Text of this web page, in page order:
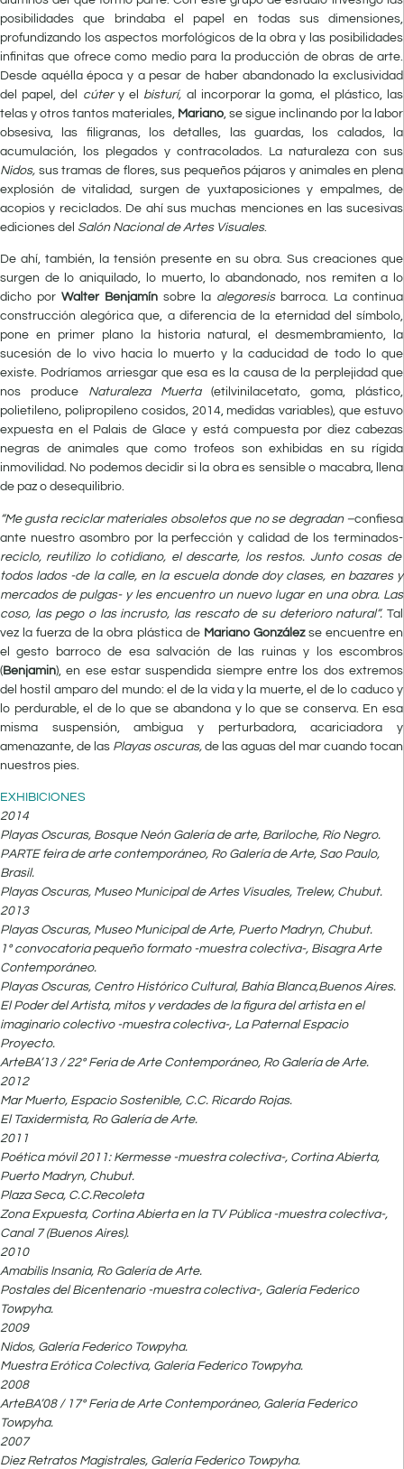
posibilidades que brindaba el papel en todas sus dimensiones,
profundizando los aspectos morfológicos de la obra y las posibilidades
infinitas que ofrece como medio para la producción de obras de arte.
Desde aquélla época y a pesar de haber abandonado la exclusividad
del papel, del cútery el bisturí, al incorporar la goma, el plástico, las
telas y otros tantos materiales, Mariano, se sigue inclinando por la labor
obsesiva, las filigranas, los detalles, las guardas, los calados, la
acumulación, los plegados y contracolados. La naturaleza con sus
Nidos, sus tramas de flores, sus pequeños pájaros y animales en plena
explosión de vitalidad, surgen de yuxtaposiciones y empalmes, de
acopios y reciclados. De ahí sus muchas menciones en las sucesivas
ediciones del Salón Nacional de Artes Visuales.
De ahí, también, la tensión presente en su obra. Sus creaciones que
surgen de lo aniquilado, lo muerto, lo abandonado, nos remiten a lo
dicho por Walter Benjamín sobre la alegoresis barroca. La continua
construcción alegórica que, a diferencia de la eternidad del símbolo,
pone en primer plano la historia natural, el desmembramiento, la
sucesión de lo vivo hacia lo muerto y la caducidad de todo lo que
existe. Podríamos arriesgar que esa es la causa de la perplejidad que
nos produce Naturaleza Muerta(etilvinilacetato, goma, plástico,
polietileno, polipropileno cosidos, 2014, medidas variables), que estuvo
expuesta en el Palais de Glace y está compuesta por diez cabezas
negras de animales que como trofeos son exhibidas en su rígida
inmovilidad. No podemos decidir si la obra es sensible o macabra, llena
de paz o desequilibrio.
“Me gusta reciclar materiales obsoletos que no se degradan –confiesa
ante nuestro asombro por la perfección y calidad de los terminados-
reciclo, reutilizo lo cotidiano, el descarte, los restos. Junto cosas de
todos lados -de la calle, en la escuela donde doy clases, en bazares y
mercados de pulgas- y les encuentro un nuevo lugar en una obra. Las
coso, las pego o las incrusto, las rescato de su deterioro natural”. Tal
vez la fuerza de la obra plástica de Mariano Gonzálezse encuentre en
el gesto barroco de esa salvación de las ruinas y los escombros
(Benjamin), en ese estar suspendida siempre entre los dos extremos
del hostil amparo del mundo: el de la vida y la muerte, el de lo caduco y
lo perdurable, el de lo que se abandona y lo que se conserva. En esa
misma suspensión, ambigua y perturbadora, acariciadora y
amenazante, de las Playas oscuras, de las aguas del mar cuando tocan
nuestros pies.
EXHIBICIONES
2014
Playas Oscuras, Bosque Neón Galería de arte, Bariloche, Río Negro.
PARTE feira de arte contemporáneo, Ro Galería de Arte, Sao Paulo,
Brasil.
Playas Oscuras, Museo Municipal de Artes Visuales, Trelew, Chubut.
2013
Playas Oscuras, Museo Municipal de Arte, Puerto Madryn, Chubut.
1º convocatoria pequeño formato -muestra colectiva-, Bisagra Arte
Contemporáneo.
Playas Oscuras, Centro Histórico Cultural, Bahía Blanca,Buenos Aires.
El Poder del Artista, mitos y verdades de la figura del artista en el
imaginario colectivo -muestra colectiva-, La Paternal Espacio
Proyecto.
ArteBA’13 / 22º Feria de Arte Contemporáneo, Ro Galería de Arte.
2012
Mar Muerto, Espacio Sostenible, C.C. Ricardo Rojas.
El Taxidermista, Ro Galería de Arte.
2011
Poética móvil 2011: Kermesse -muestra colectiva-, Cortina Abierta,
Puerto Madryn, Chubut.
Plaza Seca, C.C.Recoleta
Zona Expuesta, Cortina Abierta en la TV Pública -muestra colectiva-,
Canal 7 (Buenos Aires).
2010
Amabilis Insania, Ro Galería de Arte.
Postales del Bicentenario -muestra colectiva-, Galería Federico
Towpyha.
2009
Nidos, Galería Federico Towpyha.
Muestra Erótica Colectiva, Galería Federico Towpyha.
2008
ArteBA’08 / 17º Feria de Arte Contemporáneo, Galería Federico
Towpyha.
2007
Diez Retratos Magistrales, Galería Federico Towpyha.